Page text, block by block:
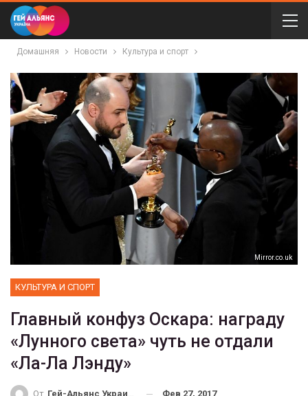
Домашняя Новости Культура и спорт
Мirror.co.uk
КУЛЬТУРА И СПОРТ
Главный конфуз Оскара: награду
«Лунного света» чуть не отдали
«Ла-Ла Лэнду»
От Гей-Альянс Украина Фев 27, 2017